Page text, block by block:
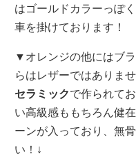
はゴールドカラーっぽ
車を掛けております！
▼オレンジの他にはブ
らはレザーではありま
セラミックで作られて
い高級感ももちろん健
ーンが入っており、無
い！↓